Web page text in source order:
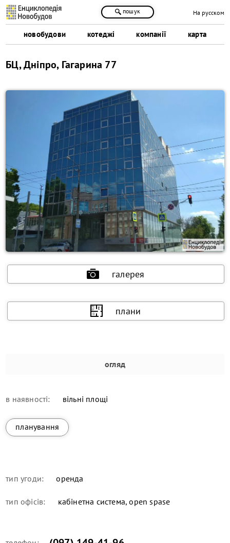
новобудови котеджі компанії карта
пошук На русском
БЦ, Дніпро, Гагарина 77
галерея
плани
огляд
в наявності: вільні площі
планування
тип угоди: оренда
тип офісів: кабінетна система, open spase